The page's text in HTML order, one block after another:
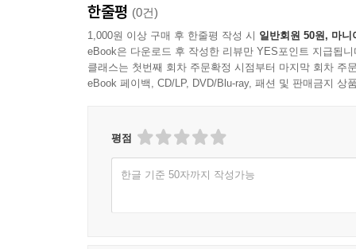
둘째, 기업문화는 조직 분위기와 같이 단순 현상
복합적으로 연계된 연구 과제라고 봐야 한다.
넷째, 기업문화는 특정 시대나 지역을 초월해야
해결책도 환경에 따라 매번 다르게 하는 것이 바람
한줄평 (0건)
1,000원 이상 구매 후 한줄평 작성 시 일반회원 50원, 마니
eBook은 다운로드 후 작성한 리뷰만 YES포인트 지급됩니
클래스는 첫번째 회차 주문확정 시점부터 마지막 회차 주
eBook 페이백, CD/LP, DVD/Blu-ray, 패션 및 판매금지 상
평점
한글 기준 50자까지 작성가능